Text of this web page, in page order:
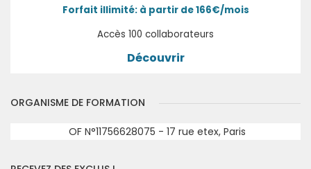
Forfait illimité: à partir de 166€/mois
Accès 100 collaborateurs
Découvrir
ORGANISME DE FORMATION
OF N°11756628075 - 17 rue etex, Paris